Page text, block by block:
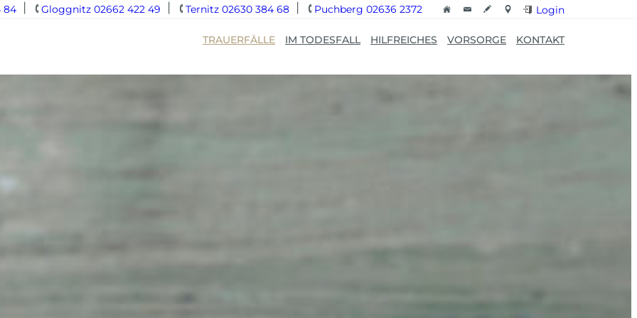
84 Gloggnitz 02662 422 49 Ternitz 02630 384 68 Puchberg 02636 2372 Login
TRAUERFÄLLE IM TODESFALL HILFREICHES VORSORGE KONTAKT